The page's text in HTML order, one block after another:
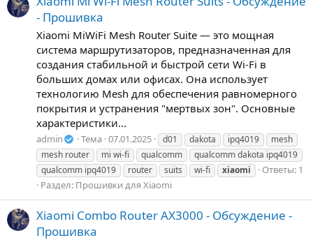
- Прошивка
Xiaomi MiWiFi Mesh Router Suite — это мощная
система маршрутизаторов, предназначенная для
создания стабильной и быстрой сети Wi-Fi в
больших домах или офисах. Она использует
технологию Mesh для обеспечения равномерного
покрытия и устранения "мертвых зон". Основные
характеристики...
admin Тема 07.01.2025 d01 dakota ipq4019
mesh
mesh router
mi wi-fi qualcomm
qualcomm dakota ipq4019
qualcomm ipq4019
router suits wi-fi xiaomi
Ответы: 1
Раздел: Прошивки для Xiaomi
Xiaomi Combo Router AX3000 - Обсуждение -
Прошивка